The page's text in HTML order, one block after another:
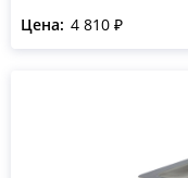
Цена: 4 810 ₽